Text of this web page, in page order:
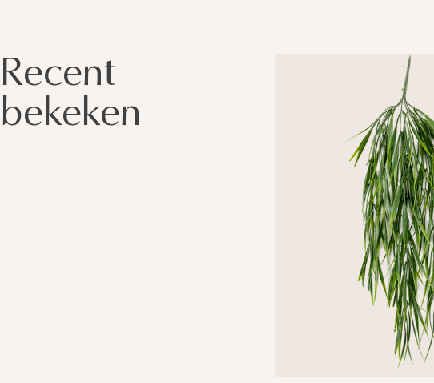
Recent
bekeken